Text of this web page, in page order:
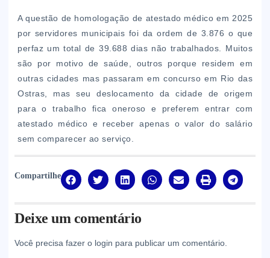
A questão de homologação de atestado médico em 2025
por servidores municipais foi da ordem de 3.876 o que
perfaz um total de 39.688 dias não trabalhados. Muitos
são por motivo de saúde, outros porque residem em
outras cidades mas passaram em concurso em Rio das
Ostras, mas seu deslocamento da cidade de origem
para o trabalho fica oneroso e preferem entrar com
atestado médico e receber apenas o valor do salário
sem comparecer ao serviço.
Compartilhe
Deixe um comentário
Você precisa fazer o login para publicar um comentário.